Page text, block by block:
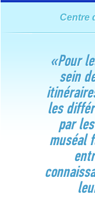
Centre
«Pour
sein
les
par
muséal